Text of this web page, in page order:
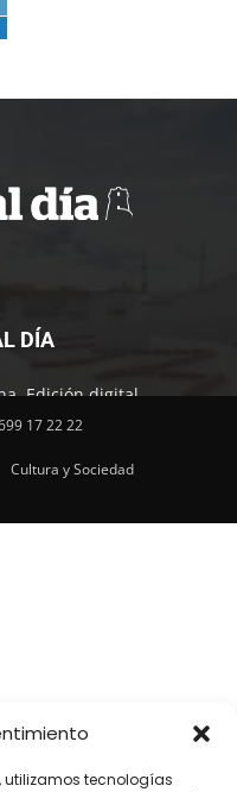
utilizamos tecnologías
DÍA
Edición digital.
nuestra edición
17 22 22
Cultura y Sociedad